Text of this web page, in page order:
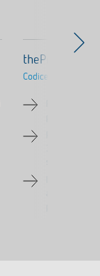
thePrema
Codice articolo